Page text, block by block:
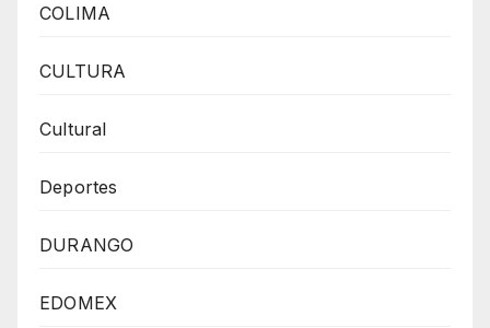
COLIMA
CULTURA
Cultural
Deportes
DURANGO
EDOMEX